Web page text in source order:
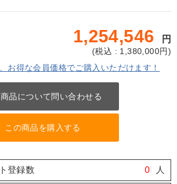
1,254,546 円
(税込 : 1,380,000円)
お得な会員価格でご購入いただけます！
品について問い合わせる
この商品を購入する
登録数 0 人